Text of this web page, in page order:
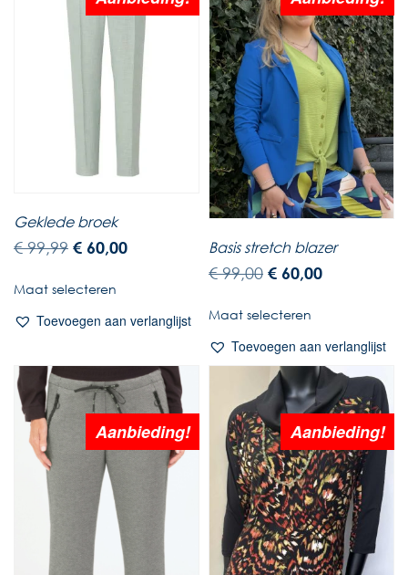
Geklede broek
€99,99 € 60,00
Maat selecteren
Toevoegen aan verlanglijst
Basis stretch blazer
€99,00 € 60,00
Maat selecteren
Toevoegen aan verlanglijst
Aanbieding! Aanbieding!